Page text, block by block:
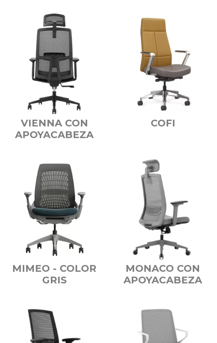
VIENNA CON
APOYACABEZA
COFI
MIMEO - COLOR
GRIS
MONACO CON
APOYACABEZA